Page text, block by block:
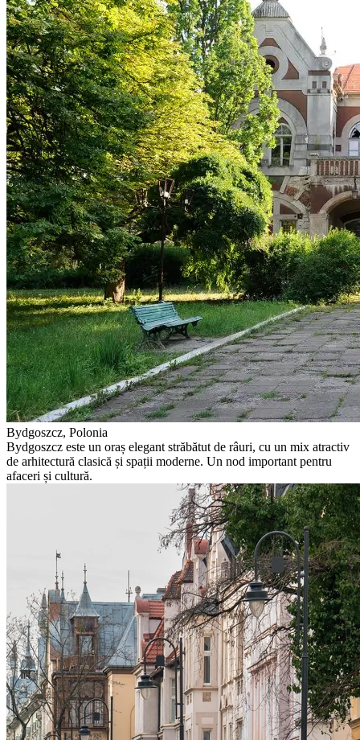
Bydgoszcz, Polonia
Bydgoszcz este un oraș elegant străbătut de râuri, cu un mix atractiv
de arhitectură clasică și spații moderne. Un nod important pentru
afaceri și cultură.